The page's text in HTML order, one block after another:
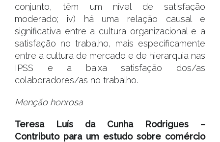
conjunto, têm um nível de satisfação
moderado; iv) há uma relação causal e
significativa entre a cultura organizacional e a
satisfação no trabalho, mais especificamente
entre a cultura de mercado e de hierarquia nas
IPSS e a baixa satisfação dos/as
colaboradores/as no trabalho.
Menção honrosa
Teresa Luís da Cunha Rodrigues –
Contributo para um estudo sobre comércio